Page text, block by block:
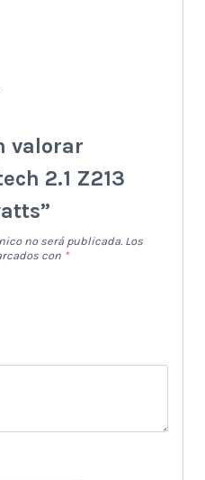
valorar
2.1 Z213
no será publicada. Los
con *